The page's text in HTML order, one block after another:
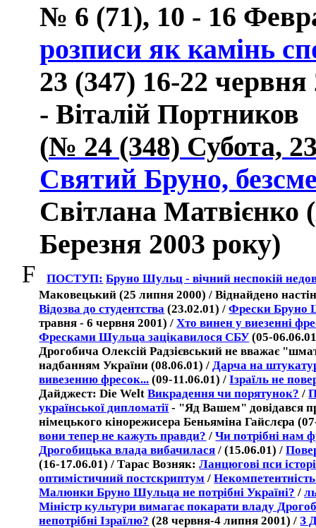
№ 6 (71), 10 - 16
розписи як камінь
23 (347) 16-22
- Віталій Портников
(№ 24 (348) Субота,
Святий Бруно,
Світлана Матвієнко (
Березня 2003 року)
F ПОСТУП: Бруно Шульц - вічний неспокій
Маковецький (25 липня 2000)/ Віднайдено
Відозва до студентства (23.02.01) /Фрески Бруно
травня - 6 червня 2001) / Хто винен у виезенні
Фресками Шульца зацікавилося СБУ (05-
Дрогобича Олексій Радзієвський не вважає
надбанням України (08.06.01) /Дарча на
вивезенню фресок... (09-11.06.01) /Ізраїль не
Дайджест: Die WeltВикрадення чи порятунок? /
української дипломатії - "Яд Вашем"довідався
німецького кінорежисера Беньяміна Гайслєра
вони тепер не кажуть правди? /Чи потрібні нам
Дрогобицька влада вибачилася / (15.06.01) /
(16-17.06.01) / Тарас Возняк:Ланцюгові пси
оптимістичний постскриптум /
Малюнки Бруно Шульца не потрібні Україні? /
Міністр культури вимагає покарати владу
непотрібні Ізраїлю? (28червня-4липня 2001) /З